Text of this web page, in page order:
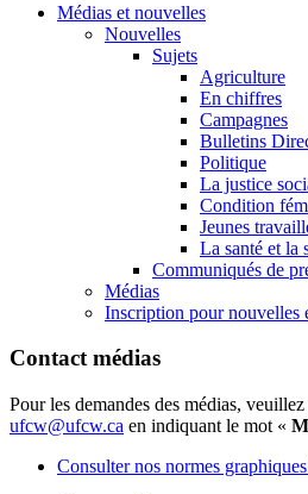
Médias et nouvelles
Nouvelles
Sujets
Agriculture
En chiffres
Campagnes
Bulletins
Politique
La justice
Condition
Jeunes
La santé et la
Communiqués de
Médias
Inscription pour nouvelles
Contact médias
Pour les demandes des médias,
ufcw@ufcw.ca en indiquant le mot «
Consulter nos normes